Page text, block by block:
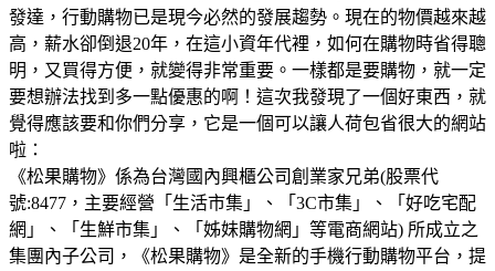
發達，行動購物已是現今必然的發展趨勢。現在的物價越來越
高，薪水卻倒退20年，在這小資年代裡，如何在購物時省得聰
明，又買得方便，就變得非常重要。一樣都是要購物，就一定
要想辦法找到多一點優惠的啊！這次我發現了一個好東西，就
覺得應該要和你們分享，它是一個可以讓人荷包省很大的網站
啦：
《松果購物》係為台灣國內興櫃公司創業家兄弟(股票代
號:8477，主要經營「生活市集」、「3C市集」、「好吃宅配
網」、「生鮮市集」、「姊妹購物網」等電商網站) 所成立之
集團內子公司，《松果購物》是全新的手機行動購物平台，提